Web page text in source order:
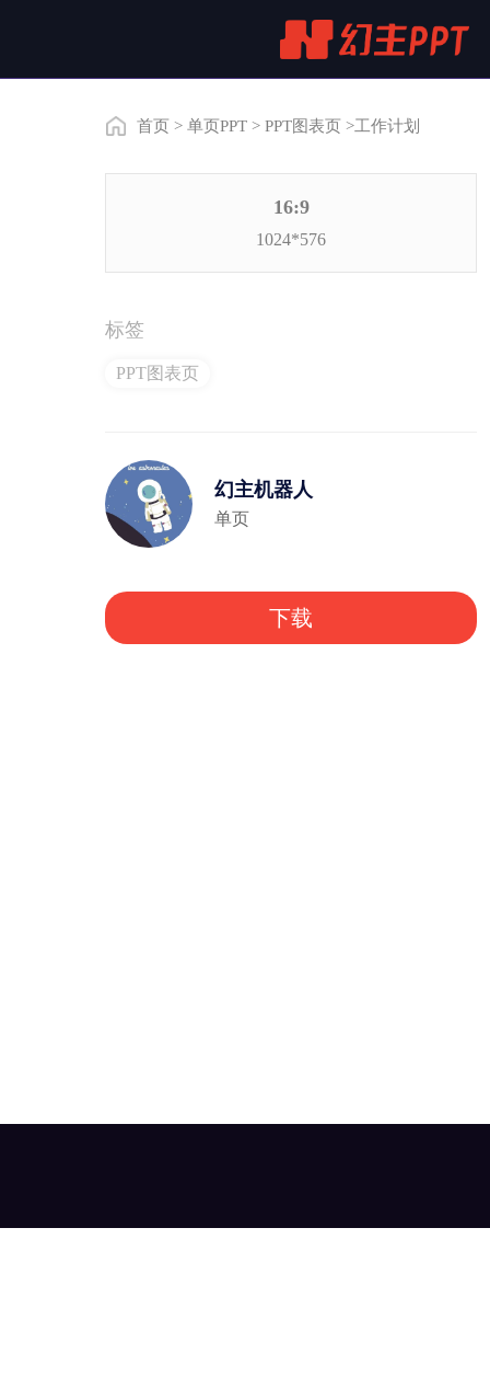
首页 > 单页PPT > PPT图表页 >工作计划
16:9
1024*576
标签
PPT图表页
幻主机器人
单页
下载